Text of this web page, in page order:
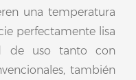
una temperatura
perfectamente lisa
de uso tanto con
también